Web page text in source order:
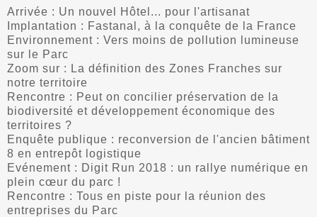
Arrivée : Un nouvel Hôtel... pour l'artisanat
Implantation : Fastanal, à la conquête de la France
Environnement : Vers moins de pollution lumineuse
sur le Parc
Zoom sur : La définition des Zones Franches sur
notre territoire
Rencontre : Peut on concilier préservation de la
biodiversité et développement économique des
territoires ?
Enquête publique : reconversion de l'ancien bâtiment
8 en entrepôt logistique
Evénement : Digit Run 2018 : un rallye numérique en
plein cœur du parc !
Rencontre : Tous en piste pour la réunion des
entreprises du Parc